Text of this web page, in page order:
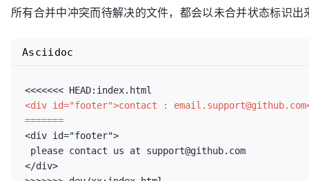
所有合并中冲突而待解决的文件，都会以未合并状态标识
<div id="footer">contact :
=======
please contact us at support@github.com
</div>
Asciidoc